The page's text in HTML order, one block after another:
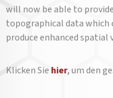
will now be able to
topographical data which
produce enhanced
Klicken Sie hier, um den